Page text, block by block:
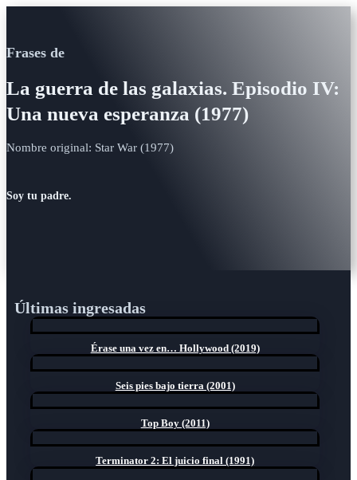
Frases de
La guerra de las galaxias. Episodio IV:
Una nueva esperanza (1977)
Nombre original: Star War (1977)
Soy tu padre.
Últimas ingresadas
Érase una vez en… Hollywood (2019)
Seis pies bajo tierra (2001)
Top Boy (2011)
Terminator 2: El juicio final (1991)